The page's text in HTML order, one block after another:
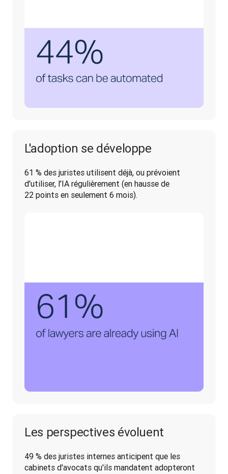
L'adoption se développe
61 % des juristes utilisent déjà, ou prévoient
d'utiliser, l'IA régulièrement (en hausse de
22 points en seulement 6 mois).
Les perspectives évoluent
49 % des juristes internes anticipent que les
cabinets d'avocats qu'ils mandatent adopteront